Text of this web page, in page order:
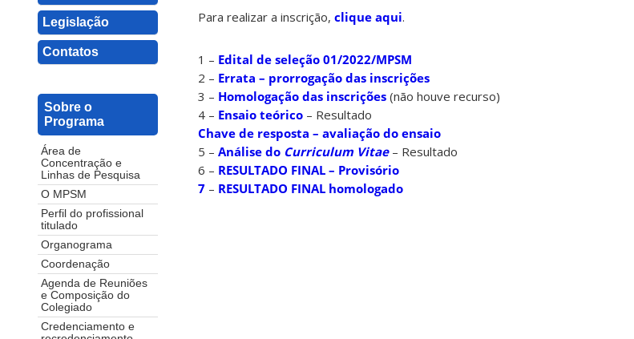
Legislação
Contatos
Sobre o
Programa
Área de
Concentração e
Linhas de Pesquisa
O MPSM
Perfil do profissional
titulado
Organograma
Coordenação
Agenda de Reuniões
e Composição do
Colegiado
Credenciamento e
Para realizar a inscrição, clique aqui.
1 – Edital de seleção 01/2022/MPSM
2 – Errata – prorrogação das inscrições
3 – Homologação das inscrições (não houve recurso)
4 – Ensaio teórico – Resultado
Chave de resposta – avaliação do ensaio
5 – Análise do Curriculum Vitae– Resultado
6 – RESULTADO FINAL – Provisório
7 – RESULTADO FINAL homologado